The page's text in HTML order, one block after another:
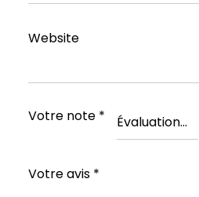
Website
Votre note *
Votre avis *